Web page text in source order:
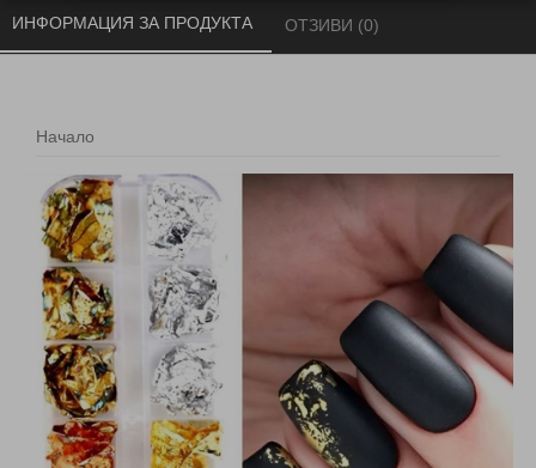
Начало
ИНФОРМАЦИЯ ЗА ПРОДУКТА ОТЗИВИ (0)